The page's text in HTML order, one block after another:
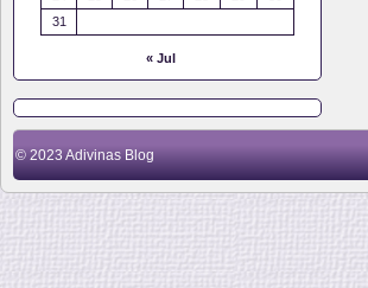
31
« Jul
© 2023Adivinas Blog